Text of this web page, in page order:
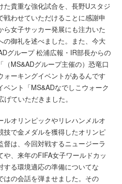
た貴重な強化試合を、長野Uスタジ
戦わせていただけることに感謝申
ら女子サッカー発展にも注力いた
の御礼を述べました。また、今大
グループ 松浦広報・IR部長からの
MS&ADグループ主催の）恐竜口
ォーキングイベントがあるんです
ント「MS&ADなでしこウォーク
ていただきました。
ルオリンピックやリレハンメルオ
技で金メダルを獲得したオリンピ
督は、今回対戦するニュージーラ
や、来年のFIFA女子ワールドカッ
する環境適応の準備についてな
はの会話を弾ませました。その